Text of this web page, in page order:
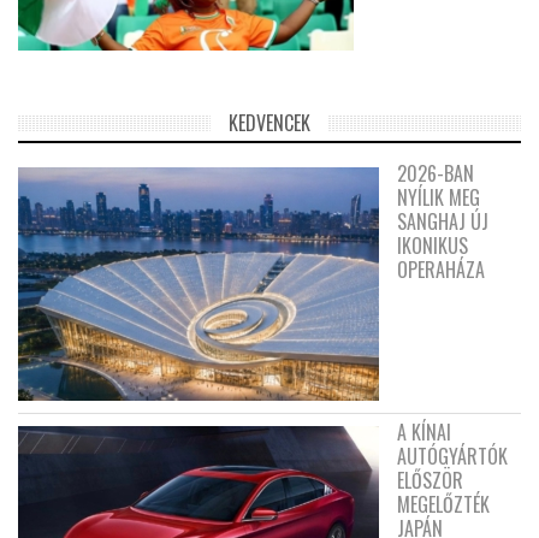
KEDVENCEK
2026-BAN
NYÍLIK MEG
SANGHAJ ÚJ
IKONIKUS
OPERAHÁZA
A KÍNAI
AUTÓGYÁRTÓK
ELŐSZÖR
MEGELŐZTÉK
JAPÁN